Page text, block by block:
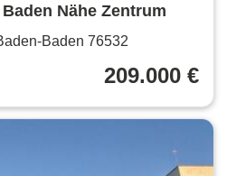
Nähe Zentrum
Baden 76532
209.000 €